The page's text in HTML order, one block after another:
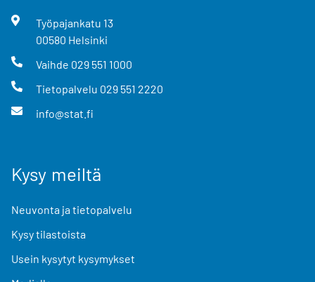
Työpajankatu 13
00580 Helsinki
Vaihde 029 551 1000
Tietopalvelu 029 551 2220
info@stat.fi
Kysy meiltä
Neuvonta ja tietopalvelu
Kysy tilastoista
Usein kysytyt kysymykset